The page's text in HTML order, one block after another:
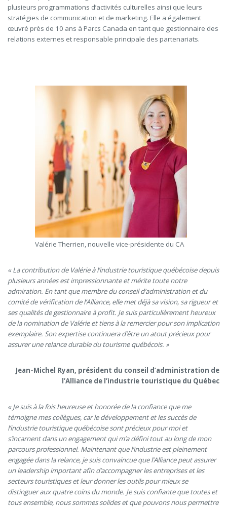
plusieurs programmations d’activités culturelles ainsi que leurs
stratégies de communication et de marketing. Elle a également
œuvré près de 10 ans à Parcs Canada en tant que gestionnaire des
relations externes et responsable principale des partenariats.
Valérie Therrien, nouvelle vice-présidente du CA
« La contribution de Valérie à l’industrie touristique québécoise depuis
plusieurs années est impressionnante et mérite toute notre
admiration. En tant que membredu conseil d’administration et du
comité de vérification de l’Alliance, elle met déjà sa vision, sa rigueur et
ses qualités de gestionnaire à profit. Je suis particulièrement heureux
de la nomination de Valérie et tiens à la remercier pour son implication
exemplaire. Son expertise continuera d’être un atout précieux pour
assurer une relance durable du tourisme québécois. »
Jean-Michel Ryan, président du conseil d’administration de
l’Alliance de l’industrie touristique du Québec
« Je suis à la fois heureuse et honorée de la confiance que me
témoigne mes collègues, car le développement et les succès de
l’industrie touristique québécoise sont précieux pour moi et
s’incarnent dans un engagement qui m’a défini tout au long de mon
parcours professionnel. Maintenant que l’industrie est pleinement
engagée dans la relance, je suis convaincue que l’Alliance peut assurer
un leadership important afin d’accompagner les entreprises et les
secteurs touristiques et leur donner les outils pour mieux se
distinguer aux quatre coins du monde. Je suis confiante que toutes et
tous ensemble, nous sommes solides et que pouvons nous permettre